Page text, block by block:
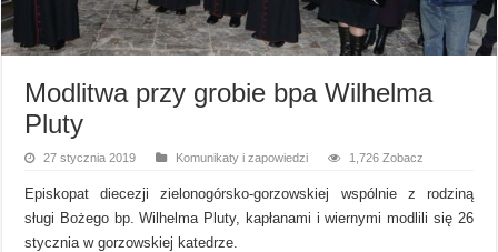
Modlitwa przy grobie bpa Wilhelma
Pluty
27 stycznia 2019 Komunikaty i zapowiedzi 1,726 Zobacz
Episkopat diecezji zielonogórsko-gorzowskiej wspólnie z rodziną
sługi Bożego bp. Wilhelma Pluty, kapłanami i wiernymi modlili się 26
stycznia w gorzowskiej katedrze.